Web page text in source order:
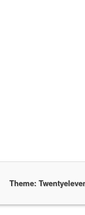
Theme: